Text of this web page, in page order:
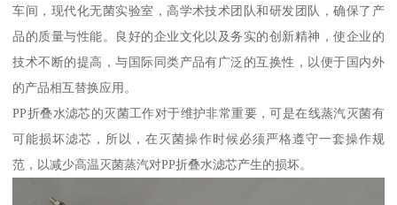
车间，现代化无菌实验室，高学术技术团队和研发团队，确保了产
品的质量与性能。良好的企业文化以及务实的创新精神，使企业的
技术不断的提高，与国际同类产品有广泛的互换性，以便于国内外
的产品相互替换应用。
PP折叠水滤芯的灭菌工作对于维护非常重要，可是在线蒸汽灭菌有
可能损坏滤芯，所以，在灭菌操作时候必须严格遵守一套操作规
范，以减少高温灭菌蒸汽对PP折叠水滤芯产生的损坏。